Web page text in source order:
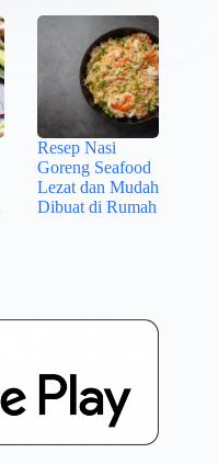
Resep Nasi
Goreng Seafood
Lezat dan Mudah
Dibuat di Rumah